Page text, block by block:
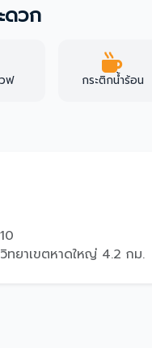
ดวก
ฟ กระติกน้ำร้อน
ทยาเขตหาดใหญ่ 4.2 กม.